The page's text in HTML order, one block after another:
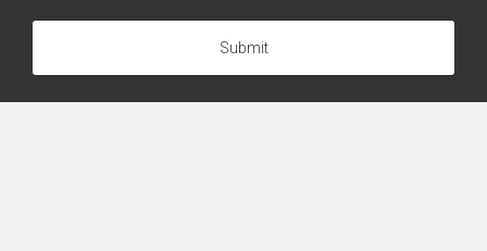
Submit